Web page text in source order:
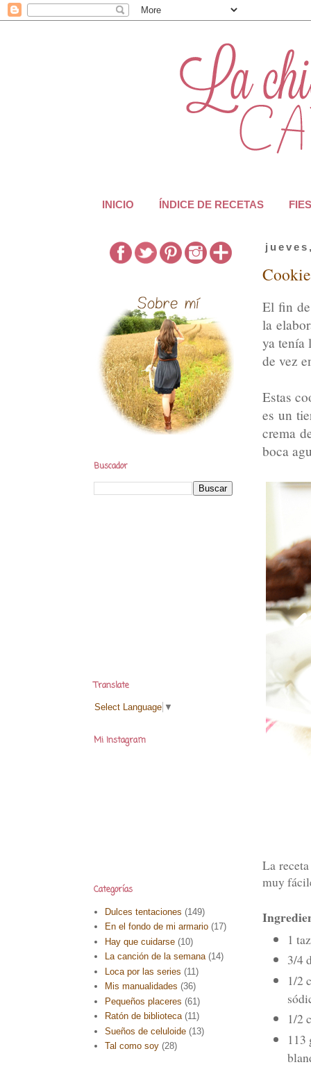
INICIO ÍNDICE DE RECETAS
El fin
la
ya tenía
de vez
Estas
es un
crema
boca
La
muy
1
3/4
1/2
1/2
113
Buscador
Translate
Select Language ▼
Mi Instagram
Categorías
Dulces tentaciones (149)
En el fondo de mi armario (17)
Hay que cuidarse (10)
La canción de la semana (14)
Loca por las series (11)
Mis manualidades (36)
Pequeños placeres (61)
Ratón de biblioteca (11)
Sueños de celuloide (13)
Tal como soy (28)